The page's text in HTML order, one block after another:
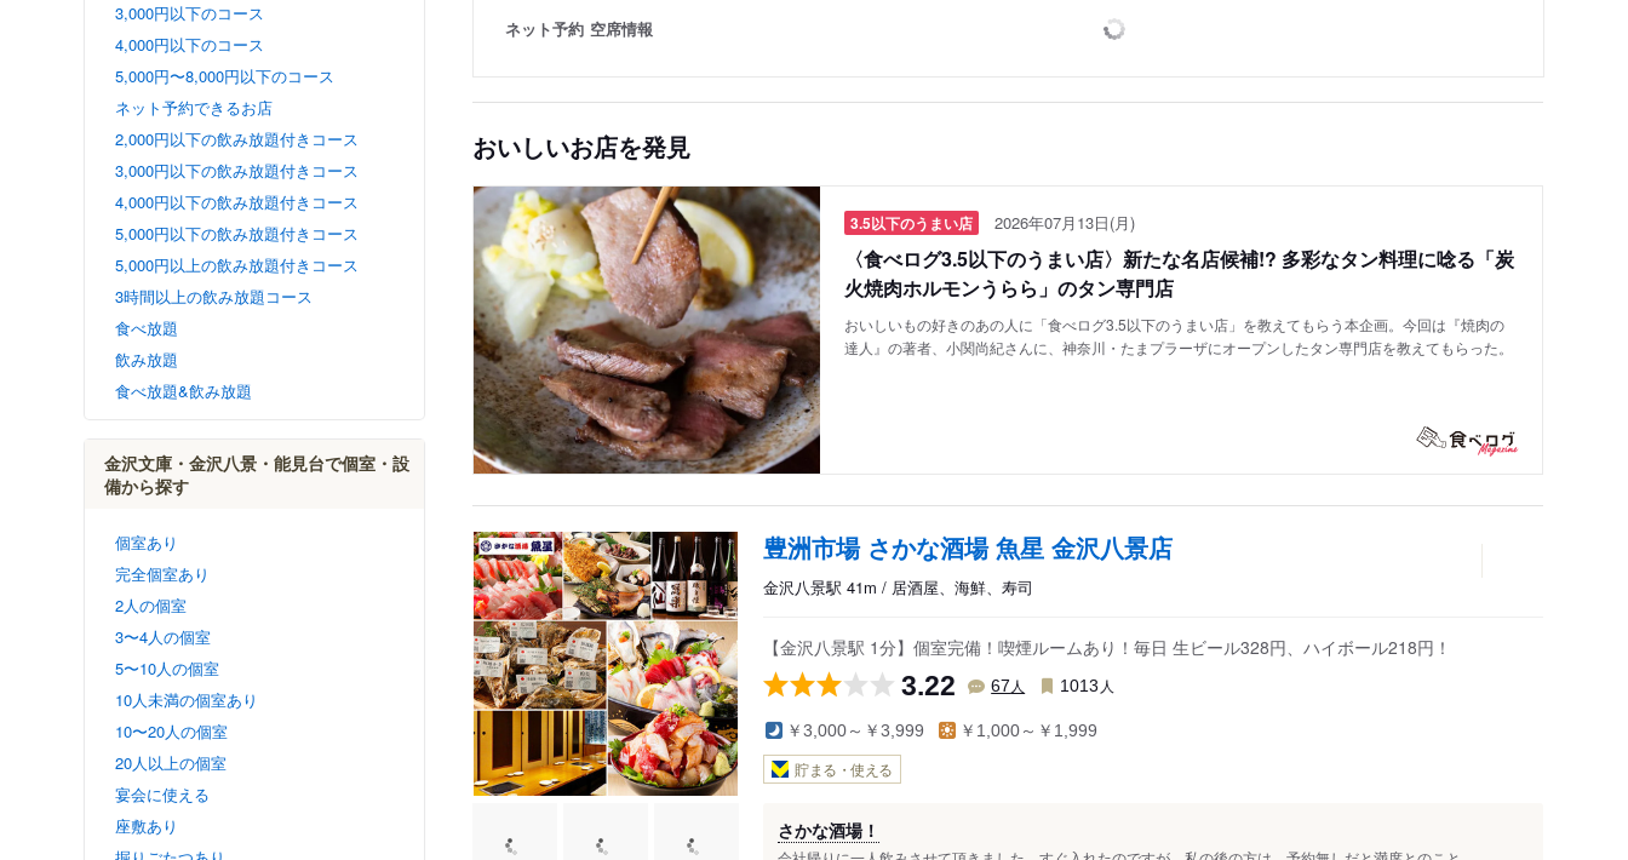
3,000円以下のコース
4,000円以下のコース
5,000円〜8,000円以下のコース
ネット予約できるお店
2,000円以下の飲み放題付きコース
3,000円以下の飲み放題付きコース
4,000円以下の飲み放題付きコース
5,000円以下の飲み放題付きコース
5,000円以上の飲み放題付きコース
3時間以上の飲み放題コース
食べ放題
飲み放題
食べ放題&飲み放題
金沢文庫・金沢八景・能見台で個室・設
備から探す
個室あり
完全個室あり
2人の個室
3〜4人の個室
5〜10人の個室
10人未満の個室あり
10〜20人の個室
20人以上の個室
宴会に使える
座敷あり
ネット予約 空席情報
おいしいお店を発見
3.5以下のうまい店 2026年07月13日(月)
〈食べログ3.5以下のうまい店〉新たな名店候補!? 多彩なタン料理に唸る「炭
火焼肉ホルモンうらら」のタン専門店
おいしいもの好きのあの人に「食べログ3.5以下のうまい店」を教えてもらう本企画。今回は『焼肉の
達人』の著者、小関尚紀さんに、神奈川・たまプラーザにオープンしたタン専門店を教えてもらった。
豊洲市場 さかな酒場 魚星 金沢八景店
金沢八景駅 41m / 居酒屋、海鮮、寿司
【金沢八景駅 1分】個室完備！喫煙ルームあり！毎日 生ビール328円、ハイボール218円！
3.22 67 人 1013 人
￥3,000～￥3,999 ￥1,000～￥1,999
貯まる・使える
さかな酒場！